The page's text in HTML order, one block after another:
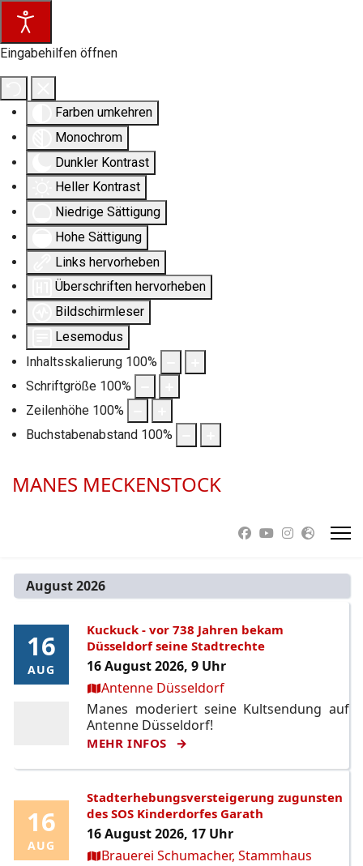
Eingabehilfen öffnen
Farben umkehren
Monochrom
Dunkler Kontrast
Heller Kontrast
Niedrige Sättigung
Hohe Sättigung
Links hervorheben
Überschriften hervorheben
Bildschirmleser
Lesemodus
Inhaltsskalierung 100%
Schriftgröße 100%
Zeilenhöhe 100%
Buchstabenabstand 100%
MANES MECKENSTOCK
August 2026
16
AUG
16
AUG
Kuckuck - vor 738 Jahren bekam
Düsseldorf seine Stadtrechte
16 August 2026, 9 Uhr
Ort:Antenne Düsseldorf
Manes moderiert seine Kultsendung auf
Antenne Düsseldorf!
MEHR INFOS
16
AUG
16
AUG
Stadterhebungsversteigerung zugunsten
des SOS Kinderdorfes Garath
16 August 2026, 17 Uhr
Ort:Brauerei Schumacher, Stammhaus